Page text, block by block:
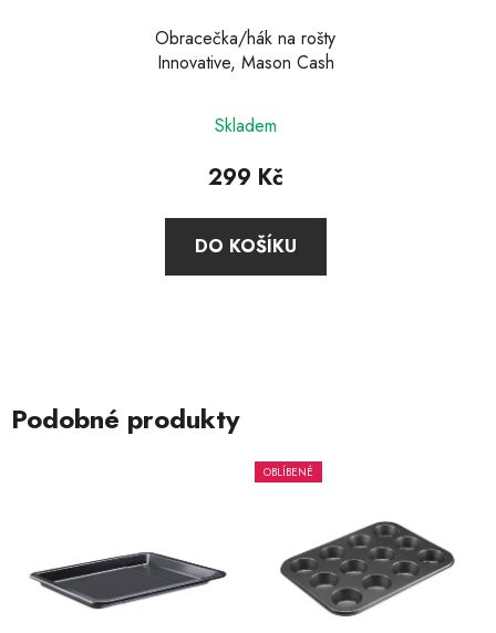
Obracečka/hák na rošty
Innovative, Mason Cash
Skladem
299 Kč
DO KOŠÍKU
Podobné produkty
OBLÍBENÉ